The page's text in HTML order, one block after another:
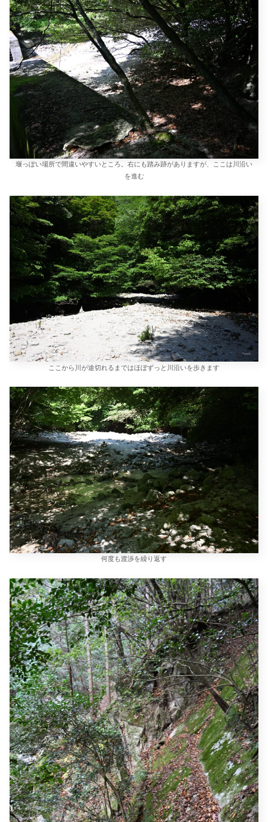
堰っぽい場所で間違いやすいところ。右にも踏み跡がありますが、ここは川沿い
を進む
ここから川が途切れるまではほぼずっと川沿いを歩きます
何度も渡渉を繰り返す